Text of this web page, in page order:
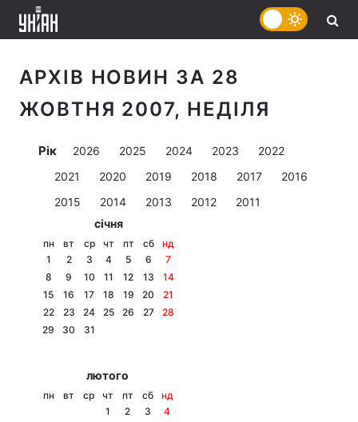
АРХІВ НОВИН ЗА 28
ЖОВТНЯ 2007, НЕДІЛЯ
Рік 2026 2025 2024 2023
2022
2021
2020 2019 2018 2017
2016
2015
2014 2013 2012
2011
січня
пн вт ср чт пт сб
нд
1
2 3 4 5 6
7
8
9 10 11 12 13
14
15
16 17 18 19 20
21
22
23 24 25 26 27
28
29
30 31
лютого
пн вт ср чт пт сб
нд
1
2 3
4